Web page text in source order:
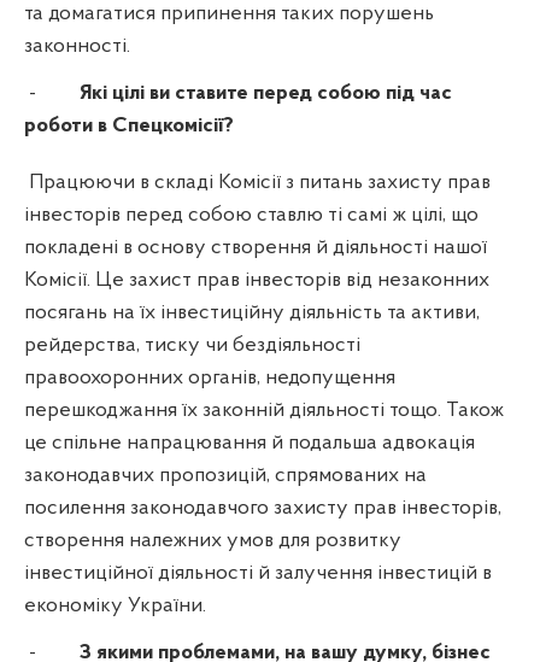
та домагатися припинення таких порушень
законності.
-
Які цілі ви ставите перед собою під час
роботи в Спецкомісії?
Працюючи в складі Комісії з питань захисту прав
інвесторів перед собою ставлю ті самі ж цілі, що
покладені в основу створення й діяльності нашої
Комісії. Це захист прав інвесторів від незаконних
посягань на їх інвестиційну діяльність та активи,
рейдерства, тиску чи бездіяльності
правоохоронних органів, недопущення
перешкоджання їх законній діяльності тощо. Також
це спільне напрацювання й подальша адвокація
законодавчих пропозицій, спрямованих на
посилення законодавчого захисту прав інвесторів,
створення належних умов для розвитку
інвестиційної діяльності й залучення інвестицій в
економіку України.
-
З якими проблемами, на вашу думку, бізнес